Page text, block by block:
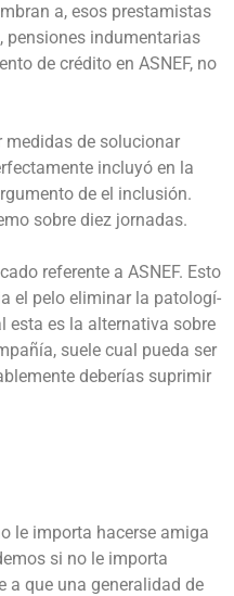
a, esos prestamistas
pensiones indumentarias
de crédito en ASNEF, no
medidas de solucionar
incluyó en la
de el inclusión.
sobre diez jornadas.
referente a ASNEF. Esto
el pelo eliminar la patologí­
esta es la alternativa sobre
suele cual pueda ser
deberías suprimir
le importa hacerse amiga
si no le importa
a que una generalidad de